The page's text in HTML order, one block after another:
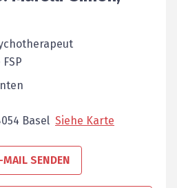
Basel Siehe Karte
MAIL SENDEN